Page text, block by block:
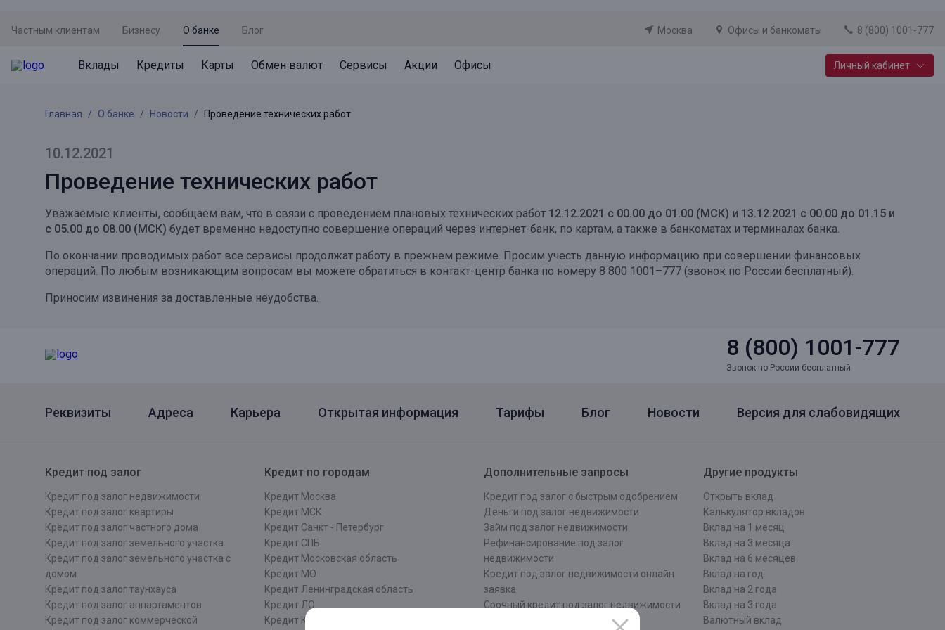
Частным клиентам Бизнесу О банке Блог Москва Офисы и банкоматы 8 (800) 1001-777
Вклады
Не упусти момент
Просто вклад
Накопительный
Отличная стратегия+
Фиксируй доход
Новый старт
Валютный плюс
Система страхования вкладов
Архив вкладов
Подробнее
Кредиты
Кредит под залог недвижимости
Рефинансирование
Кредит на автомобиль
Потребительский кредит
Все кредиты
Привилегии для клиентов
Реструктуризация
Оценка недвижимости
Подбор новой недвижимости
Карты
Дебетовая карта с пакетом услуг
Премиальная карта Mir Supreme
Пенсионная карта
Все карты
Документы
Кешбэк
Обмен валют
Курсы валют
Бронирование валюты
Курсы валют ЦБ
Сервисы
Оплата кредита
Оценка недвижимости
Подбор новой недвижимости
СБПей
Mir Pay
Госуслуги
Регистрация в ЕБС
Мобильное приложение
Все сервисы
Акции
Акция «Приведи друга»
Акция «Ставка на бизнес»
Офисы Личный кабинет
Главная О банке Новости Проведение технических работ
10.12.2021
Проведение технических работ
Уважаемые клиенты, сообщаем вам, что в связи с проведением плановых технических работ 12.12.2021 с 00.00 до 01.00 (МСК) и 13.12.2021 с 00.00 до 01.15 и
с 05.00 до 08.00 (МСК) будет временно недоступно совершение операций через интернет-банк, по картам, а также в банкоматах и терминалах банка.
По окончании проводимых работ все сервисы продолжат работу в прежнем режиме. Просим учесть данную информацию при совершении финансовых
операций. По любым возникающим вопросам вы можете обратиться в контакт-центр банка по номеру 8 800 1001–777 (звонок по России бесплатный).
Приносим извинения за доставленные неудобства.
8 (800) 1001-777
Звонок по России бесплатный
Реквизиты Адреса Карьера Открытая информация Тарифы Блог Новости Версия для слабовидящих
Кредит под залог
Кредит под залог недвижимости
Кредит под залог квартиры
Кредит под залог частного дома
Кредит под залог земельного участка
Кредит под залог земельного участка с
домом
Кредит под залог таунхауса
Кредит под залог аппартаментов
Кредит под залог коммерческой
Кредит по городам
Кредит Москва
Кредит МСК
Кредит Санкт - Петербург
Кредит СПБ
Кредит Московская область
Кредит МО
Кредит Ленинградская область
Кредит ЛО
Кредит Киров
Дополнительные запросы
Кредит под залог с быстрым одобрением
Деньги под залог недвижимости
Займ под залог недвижимости
Рефинансирование под залог
недвижимости
Кредит под залог недвижимости онлайн
заявка
Срочный кредит под залог недвижимости
Оформить кредит под залог
Другие продукты
Открыть вклад
Калькулятор вкладов
Вклад на 1 месяц
Вклад на 3 месяца
Вклад на 6 месяцев
Вклад на год
Вклад на 2 года
Вклад на 3 года
Валютный вклад